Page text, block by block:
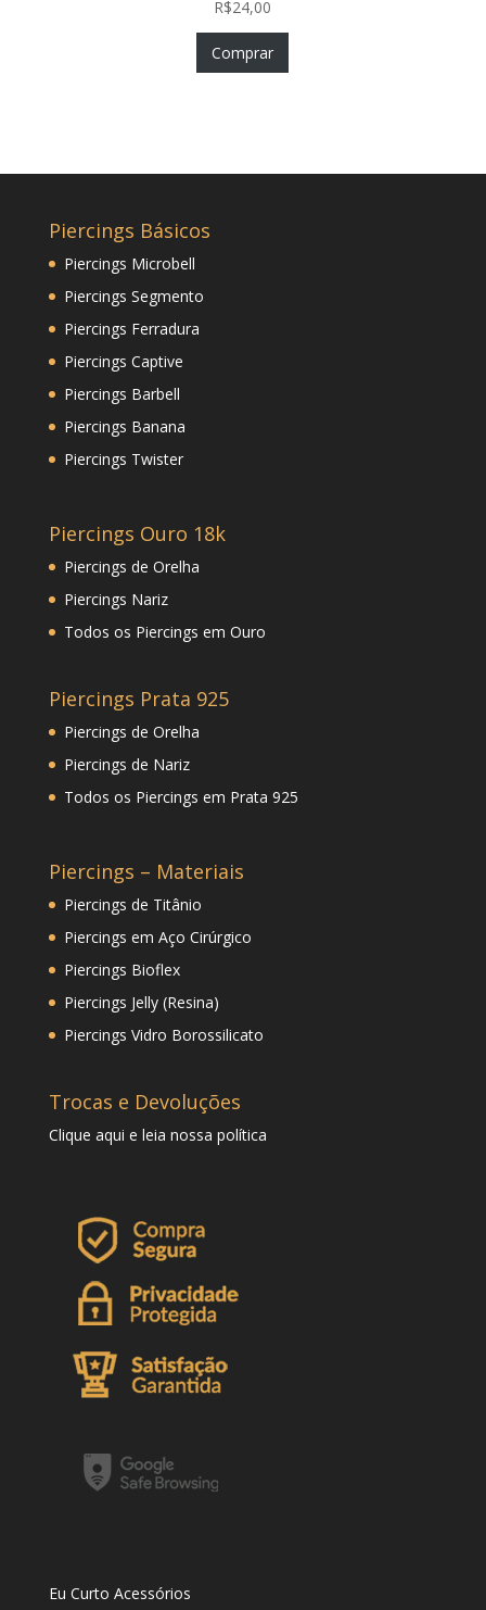
R$24,00
Comprar
Piercings Básicos
Piercings Microbell
Piercings Segmento
Piercings Ferradura
Piercings Captive
Piercings Barbell
Piercings Banana
Piercings Twister
Piercings Ouro 18k
Piercings de Orelha
Piercings Nariz
Todos os Piercings em Ouro
Piercings Prata 925
Piercings de Orelha
Piercings de Nariz
Todos os Piercings em Prata 925
Piercings – Materiais
Piercings de Titânio
Piercings em Aço Cirúrgico
Piercings Bioflex
Piercings Jelly (Resina)
Piercings Vidro Borossilicato
Trocas e Devoluções
Clique aqui e leia nossa política
Eu Curto Acessórios